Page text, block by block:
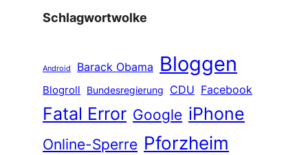
Schlagwortwolke
Android Barack Obama Bloggen
Blogroll Bundesregierung CDU Facebook
Fatal Error Google iPhone
Online-Sperre Pforzheim